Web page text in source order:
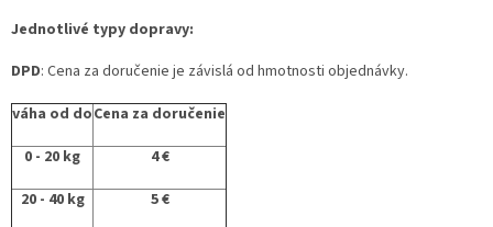
Jednotlivé typy dopravy:
DPD: Cena za doručenie je závislá od hmotnosti objednávky.
váha od doCena za doručenie
0 - 20 kg
4 €
20 - 40 kg
5 €